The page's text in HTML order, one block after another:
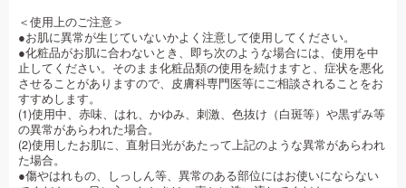
＜使用上のご注意＞
●お肌に異常が生じていないかよく注意して使用してください。
●化粧品がお肌に合わないとき、即ち次のような場合には、使用を中
止してください。そのまま化粧品類の使用を続けますと、症状を悪化
させることがありますので、皮膚科専門医等にご相談されることをお
すすめします。
(1)使用中、赤味、はれ、かゆみ、刺激、色抜け（白斑等）や黒ずみ等
の異常があらわれた場合。
(2)使用したお肌に、直射日光があたって上記のような異常があらわれ
た場合。
●傷やはれもの、しっしん等、異常のある部位にはお使いにならない